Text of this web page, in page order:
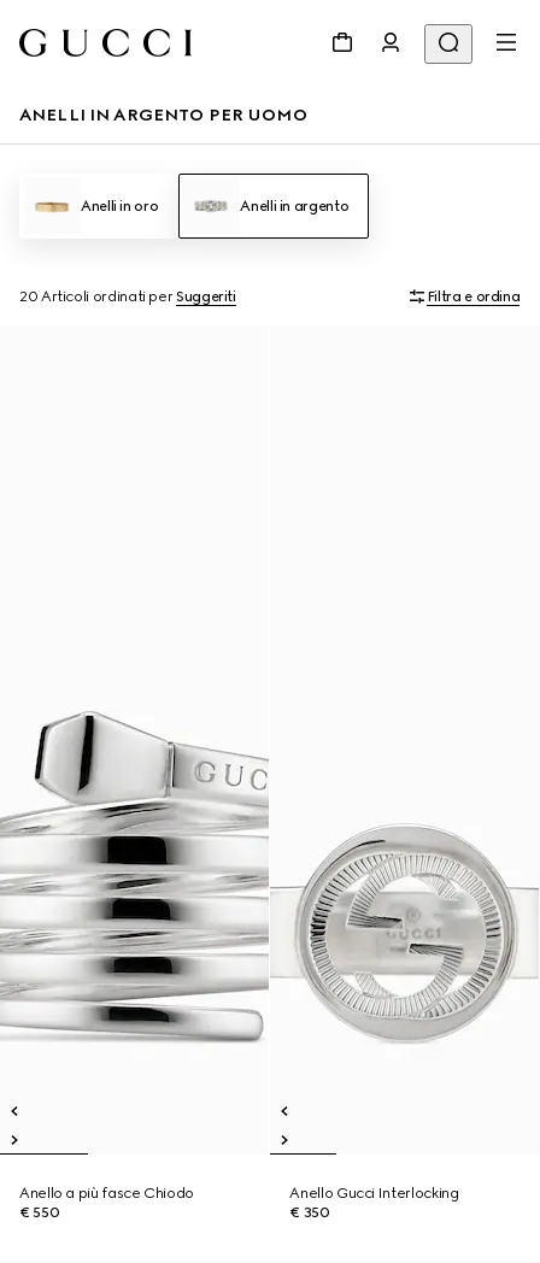
ANELLI IN ARGENTO PER UOMO
Anelli in oro Anelli in argento
20 Articoli ordinati perSuggeriti Filtra e ordina
Anello a più fasce Chiodo
€ 550
Anello Gucci Interlocking
€ 350